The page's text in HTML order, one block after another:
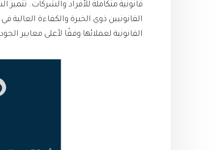
قانونية متكاملة للأفراد والشركات.
القانونيين ذوي الخبرة والكفاءة
القانونية لعملائها وفقًا لأعلى معايير